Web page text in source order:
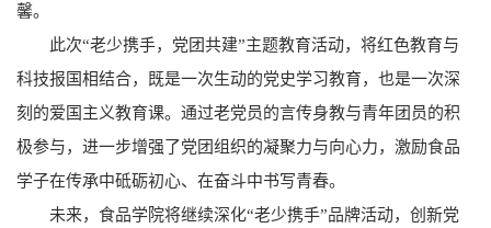
馨。
此次“老少携手，党团共建”主题教育活动，将红色教育与
科技报国相结合，既是一次生动的党史学习教育，也是一次深
刻的爱国主义教育课。通过老党员的言传身教与青年团员的积
极参与，进一步增强了党团组织的凝聚力与向心力，激励食品
学子在传承中砥砺初心、在奋斗中书写青春。
未来，食品学院将继续深化“老少携手”品牌活动，创新党